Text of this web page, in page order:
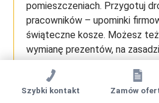
pomieszczeniach. Przygotuj
pracowników – upominki
świąteczne kosze. Możesz
wymianę prezentów, na
Mikołaja. Tylko koniecznie
aby zachować równowagę.
Szybki kontakt Zamów